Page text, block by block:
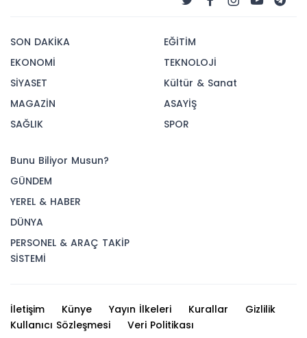
SON DAKİKA
EKONOMİ
SİYASET
MAGAZİN
SAĞLIK
EĞİTİM
TEKNOLOJİ
Kültür & Sanat
ASAYİŞ
SPOR
Bunu Biliyor Musun?
GÜNDEM
YEREL & HABER
DÜNYA
PERSONEL & ARAÇ TAKİP
SİSTEMİ
İletişim Künye Yayın İlkeleri Kurallar
Gizlilik
Kullanıcı Sözleşmesi
Veri Politikası